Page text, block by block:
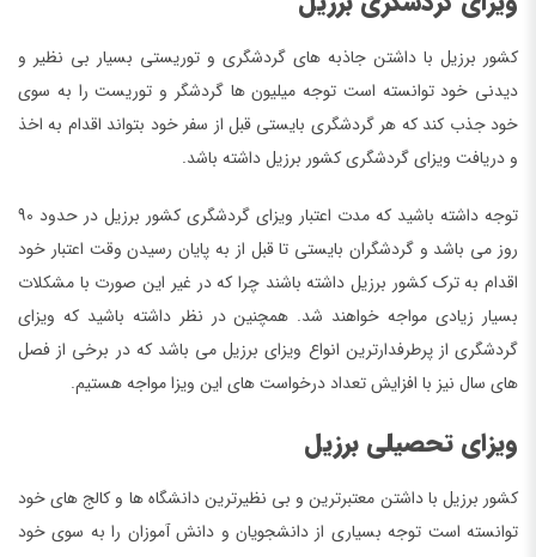
کشور برزیل با داشتن جاذبه های گردشگری و توریستی بسیار بی نظیر و
دیدنی خود توانسته است توجه میلیون ها گردشگر و توریست را به سوی
خود جذب کند که هر گردشگری بایستی قبل از سفر خود بتواند اقدام به اخذ
و دریافت ویزای گردشگری کشور برزیل داشته باشد.
توجه داشته باشید که مدت اعتبار ویزای گردشگری کشور برزیل در حدود 90
روز می باشد و گردشگران بایستی تا قبل از به پایان رسیدن وقت اعتبار خود
اقدام به ترک کشور برزیل داشته باشند چرا که در غیر این صورت با مشکلات
بسیار زیادی مواجه خواهند شد. همچنین در نظر داشته باشید که ویزای
گردشگری از پرطرفدارترین انواع ویزای برزیل می باشد که در برخی از فصل
های سال نیز با افزایش تعداد درخواست های این ویزا مواجه هستیم.
ویزای تحصیلی برزیل
کشور برزیل با داشتن معتبرترین و بی نظیرترین دانشگاه ها و کالج های خود
توانسته است توجه بسیاری از دانشجویان و دانش آموزان را به سوی خود